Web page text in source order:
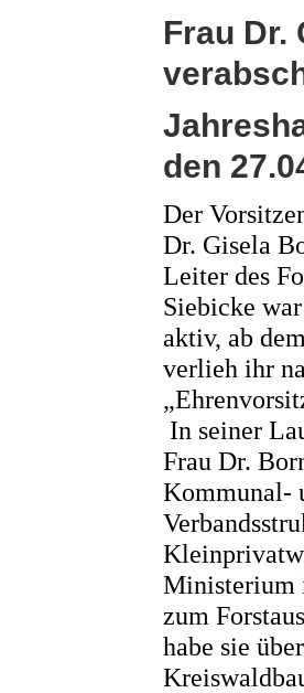
Frau Dr.
den
Der
Dr. Gisela
Leiter des
Siebicke
aktiv, ab
verlieh ihr
In seiner
Frau Dr.
Kommunal-
Ministerium
zum
habe sie